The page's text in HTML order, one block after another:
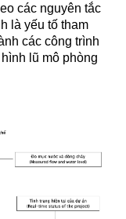
các nguyên tắc
là yếu tố tham
các công trình
lũ mô phòng